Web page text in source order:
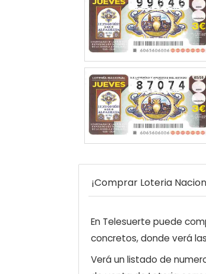
¡Comprar Loteria
En Telesuerte puede
concretos, donde verá
Verá un listado de